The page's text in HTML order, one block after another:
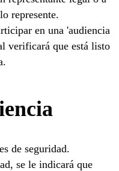
represente.
en una 'audiencia
verificará que está listo
de seguridad.
se le indicará que